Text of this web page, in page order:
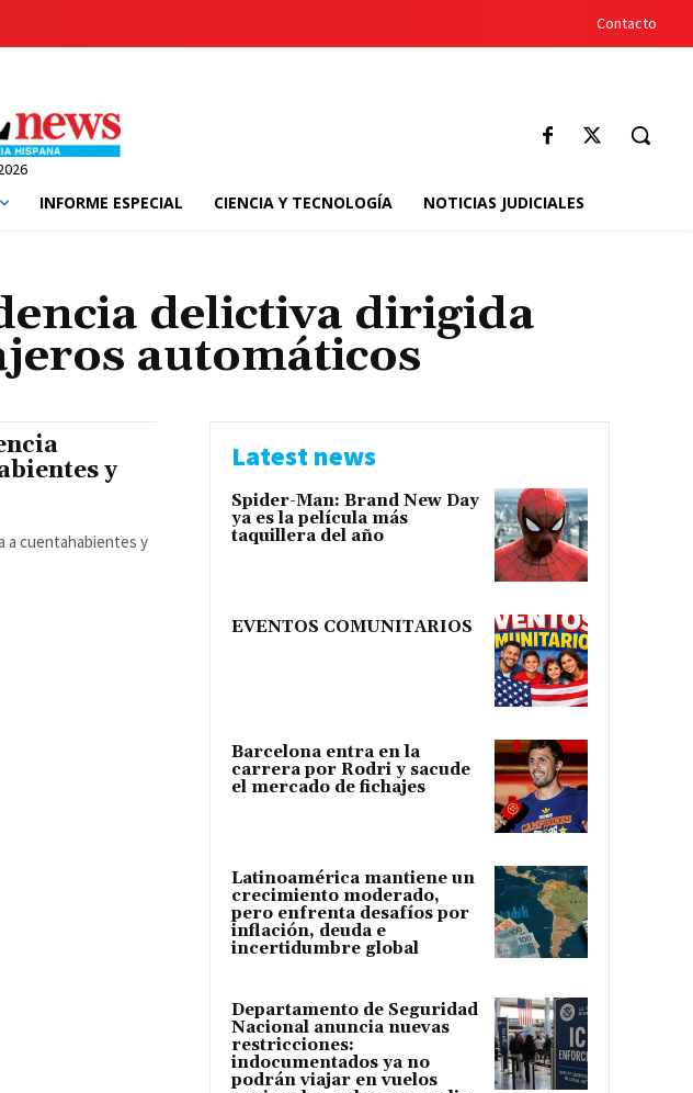
Contacto
INFORME ESPECIAL CIENCIA Y TECNOLOGÍA NOTICIAS JUDICIALES
delictiva dirigida
automáticos
y
a cuentahabientes y
Latest news
Spider-Man: Brand New Day
ya es la película más
taquillera del año
EVENTOS COMUNITARIOS
Barcelona entra en la
carrera por Rodri y sacude
el mercado de fichajes
Latinoamérica mantiene un
crecimiento moderado,
pero enfrenta desafíos por
inflación, deuda e
incertidumbre global
Departamento de Seguridad
Nacional anuncia nuevas
restricciones:
indocumentados ya no
podrán viajar en vuelos